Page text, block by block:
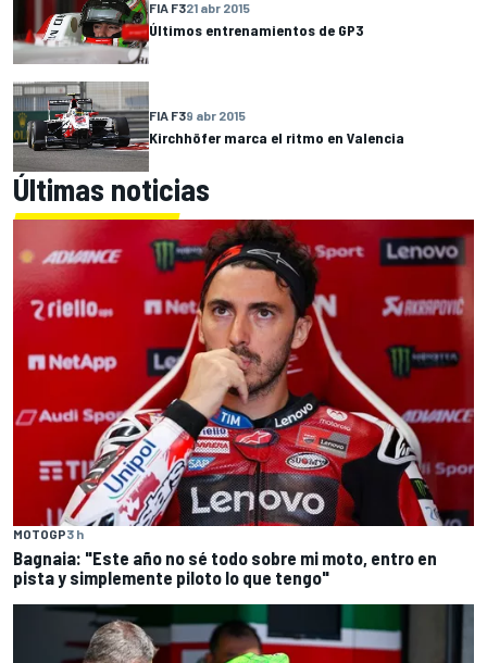
FIA F321 abr 2015
Últimos entrenamientos de GP3
FIA F39 abr 2015
Kirchhöfer marca el ritmo en Valencia
Últimas noticias
MOTOGP3 h
Bagnaia: "Este año no sé todo sobre mi moto, entro en
pista y simplemente piloto lo que tengo"